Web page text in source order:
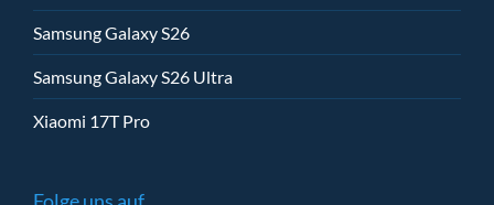
Samsung Galaxy S26
Samsung Galaxy S26 Ultra
Xiaomi 17T Pro